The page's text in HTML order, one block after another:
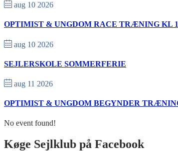
aug 10 2026
OPTIMIST & UNGDOM RACE TRÆNING KL
aug 10 2026
SEJLERSKOLE SOMMERFERIE
aug 11 2026
OPTIMIST & UNGDOM BEGYNDER
No event found!
Køge Sejlklub på Facebook